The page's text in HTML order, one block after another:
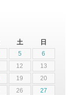
土 日
5
6
12
13
19
20
26
27